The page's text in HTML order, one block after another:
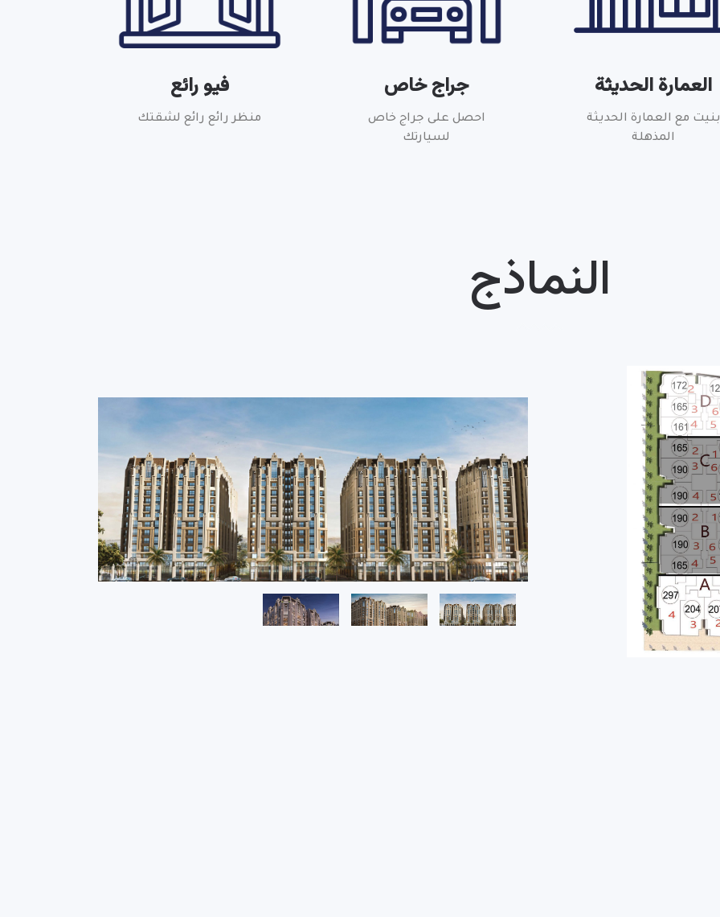
فيو رائع
منظر رائع رائع لشقتك
جراج خاص
احصل على جراج خاص
لسيارتك
العمارة الحديثة
بنيت مع العمارة الحديثة
المذهلة
النماذج
360